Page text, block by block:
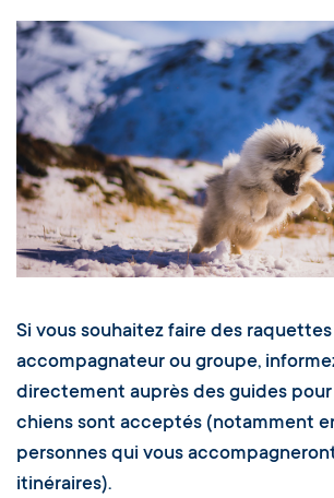
Si vous souhaitez faire des
accompagnateur ou groupe,
directement auprès des guides pour
chiens sont acceptés (notamment
personnes qui vous
itinéraires).